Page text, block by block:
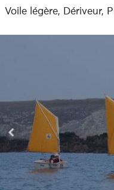
Voile légère, Dériveur,